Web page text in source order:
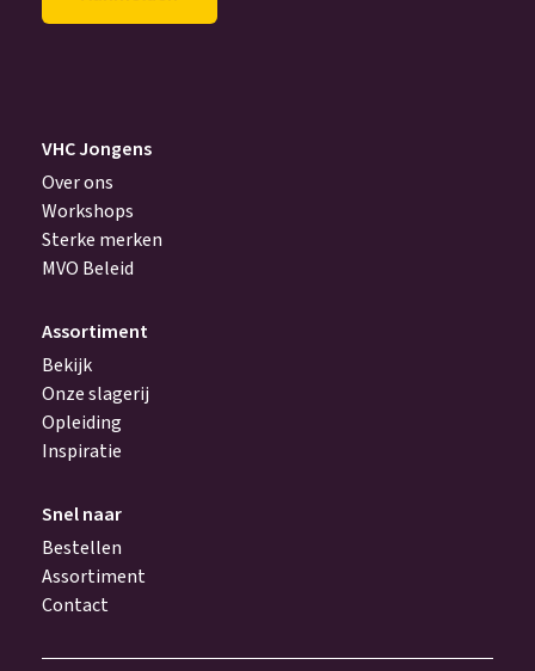
achter
VHC Jongens
Over ons
Workshops
Sterke merken
MVO Beleid
Assortiment
Bekijk
Onze slagerij
Opleiding
Inspiratie
Snel naar
Bestellen
Assortiment
Contact